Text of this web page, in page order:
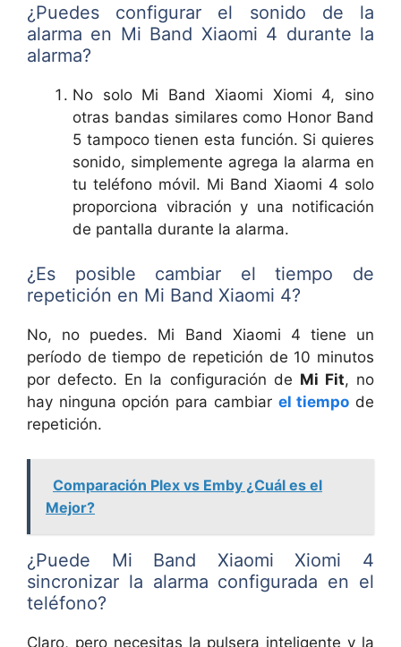
¿Puedes configurar el sonido de la
alarma en Mi Band Xiaomi 4 durante la
alarma?
No solo Mi Band Xiaomi Xiomi 4, sino
otras bandas similares como Honor Band
5 tampoco tienen esta función. Si quieres
sonido, simplemente agrega la alarma en
tu teléfono móvil. Mi Band Xiaomi 4 solo
proporciona vibración y una notificación
de pantalla durante la alarma.
¿Es posible cambiar el tiempo de
repetición en Mi Band Xiaomi 4?
No, no puedes. Mi Band Xiaomi 4 tiene un
período de tiempo de repetición de 10 minutos
por defecto. En la configuración de Mi Fit, no
hay ninguna opción para cambiar el tiempo de
repetición.
Comparación Plex vs Emby ¿Cuál es el
Mejor?
¿Puede Mi Band Xiaomi Xiomi 4
sincronizar la alarma configurada en el
teléfono?
Claro, pero necesitas la pulsera inteligente y la